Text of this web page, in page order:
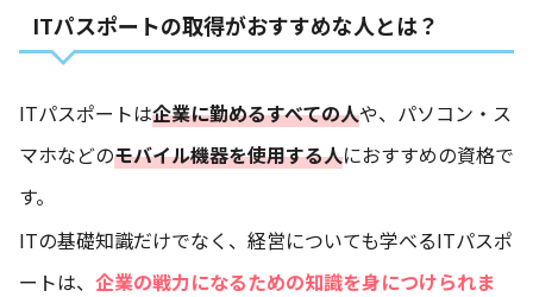
ITパスポートの取得がおすすめな人とは？
ITパスポートは企業に勤めるすべての人や、パソコン・ス
マホなどのモバイル機器を使用する人におすすめの資格で
す。
ITの基礎知識だけでなく、経営についても学べるITパスポ
ートは、 企業の戦力になるための知識を身につけられま